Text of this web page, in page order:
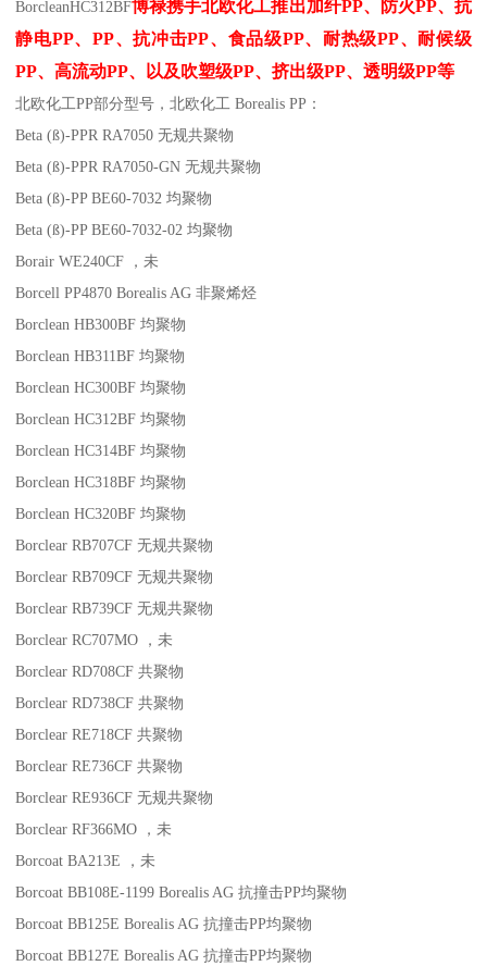
BorcleanHC312BF博禄携手北欧化工推出加纤PP、防火PP、抗
静电PP、PP、抗冲击PP、食品级PP、耐热级PP、耐候级
PP、高流动PP、以及吹塑级PP、挤出级PP、透明级PP等
北欧化工PP部分型号，北欧化工 Borealis PP：
Beta (ß)-PPR RA7050 无规共聚物
Beta (ß)-PPR RA7050-GN 无规共聚物
Beta (ß)-PP BE60-7032 均聚物
Beta (ß)-PP BE60-7032-02 均聚物
Borair WE240CF
，未
Borcell PP4870 Borealis AG 非聚烯烃
Borclean HB300BF 均聚物
Borclean HB311BF 均聚物
Borclean HC300BF 均聚物
Borclean HC312BF 均聚物
Borclean HC314BF 均聚物
Borclean HC318BF 均聚物
Borclean HC320BF 均聚物
Borclear RB707CF 无规共聚物
Borclear RB709CF 无规共聚物
Borclear RB739CF 无规共聚物
Borclear RC707MO
，未
Borclear RD708CF 共聚物
Borclear RD738CF 共聚物
Borclear RE718CF 共聚物
Borclear RE736CF 共聚物
Borclear RE936CF 无规共聚物
Borclear RF366MO
，未
Borcoat BA213E
，未
Borcoat BB108E-1199 Borealis AG 抗撞击PP均聚物
Borcoat BB125E Borealis AG 抗撞击PP均聚物
Borcoat BB127E Borealis AG 抗撞击PP均聚物